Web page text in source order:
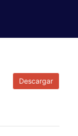
Descargar